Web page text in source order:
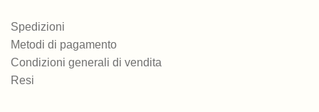
Spedizioni
Metodi di pagamento
Condizioni generali di vendita
Resi